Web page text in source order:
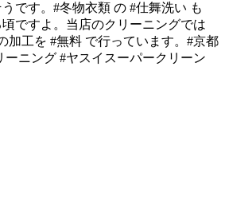
です。#冬物衣類 の #仕舞洗い も
ですよ。当店のクリーニングでは
加工を #無料 で行っています。#京都
ーニング #ヤスイスーパークリーン